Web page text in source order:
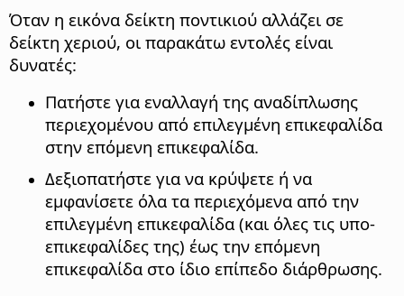
Όταν η εικόνα δείκτη ποντικιού αλλάζει σε
δείκτη χεριού, οι παρακάτω εντολές είναι
δυνατές:
Πατήστε για εναλλαγή της αναδίπλωσης
περιεχομένου από επιλεγμένη επικεφαλίδα
στην επόμενη επικεφαλίδα.
Δεξιοπατήστε για να κρύψετε ή να
εμφανίσετε όλα τα περιεχόμενα από την
επιλεγμένη επικεφαλίδα (και όλες τις υπο-
επικεφαλίδες της) έως την επόμενη
επικεφαλίδα στο ίδιο επίπεδο διάρθρωσης.